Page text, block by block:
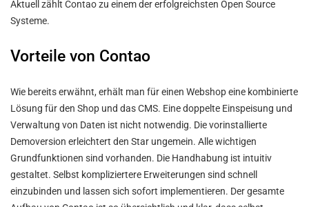
Aktuell zählt Contao zu einem der erfolgreichsten Open Source
Systeme.
Vorteile von Contao
Wie bereits erwähnt, erhält man für einen Webshop eine kombinierte
Lösung für den Shop und das CMS. Eine doppelte Einspeisung und
Verwaltung von Daten ist nicht notwendig. Die vorinstallierte
Demoversion erleichtert den Star ungemein. Alle wichtigen
Grundfunktionen sind vorhanden. Die Handhabung ist intuitiv
gestaltet. Selbst kompliziertere Erweiterungen sind schnell
einzubinden und lassen sich sofort implementieren. Der gesamte